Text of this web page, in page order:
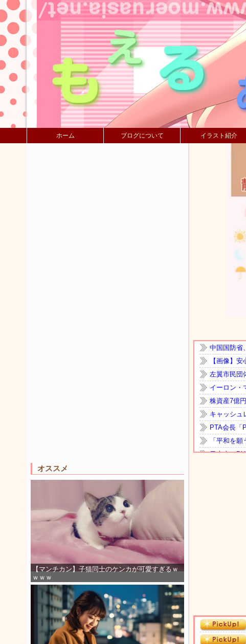
ホーム ブログについて イラスト紹介
オススメ
【マンチカン】子猫同士のケンカが可愛すぎるｗ
ｗｗｗ